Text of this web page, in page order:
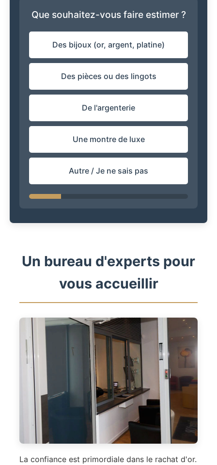
Que souhaitez-vous faire estimer ?
Des bijoux (or, argent, platine)
Des pièces ou des lingots
De l'argenterie
Une montre de luxe
Autre / Je ne sais pas
Un bureau d'experts pour
vous accueillir
La confiance est primordiale dans le rachat d'or.